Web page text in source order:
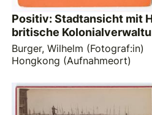
Positiv: Stadtansicht mit
britische
Burger, Wilhelm (Fotograf:in)
Hongkong (Aufnahmeort)